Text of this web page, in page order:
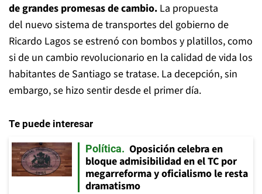
de grandes promesas de cambio. La propuesta
del nuevo sistema de transportes del gobierno de
Ricardo Lagos se estrenó con bombos y platillos, como
si de un cambio revolucionario en la calidad de vida los
habitantes de Santiago se tratase. La decepción, sin
embargo, se hizo sentir desde el primer día.
Te puede interesar
Política
Oposición celebra en
bloque admisibilidad en el TC por
megarreforma y oficialismo le resta
dramatismo